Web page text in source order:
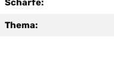
Schärfe:
Thema: